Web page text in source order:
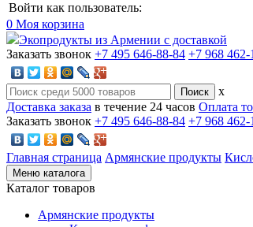
Войти как пользователь:
0 Моя корзина
Экопродукты из Армении с доставкой
Заказать звонок +7 495 646-88-84 +7 968 462-
x
Доставка заказа в течение 24 часов Оплата
Заказать звонок +7 495 646-88-84 +7 968 462-
Главная страница Армянские продукты
Меню каталога
Каталог товаров
Армянские продукты